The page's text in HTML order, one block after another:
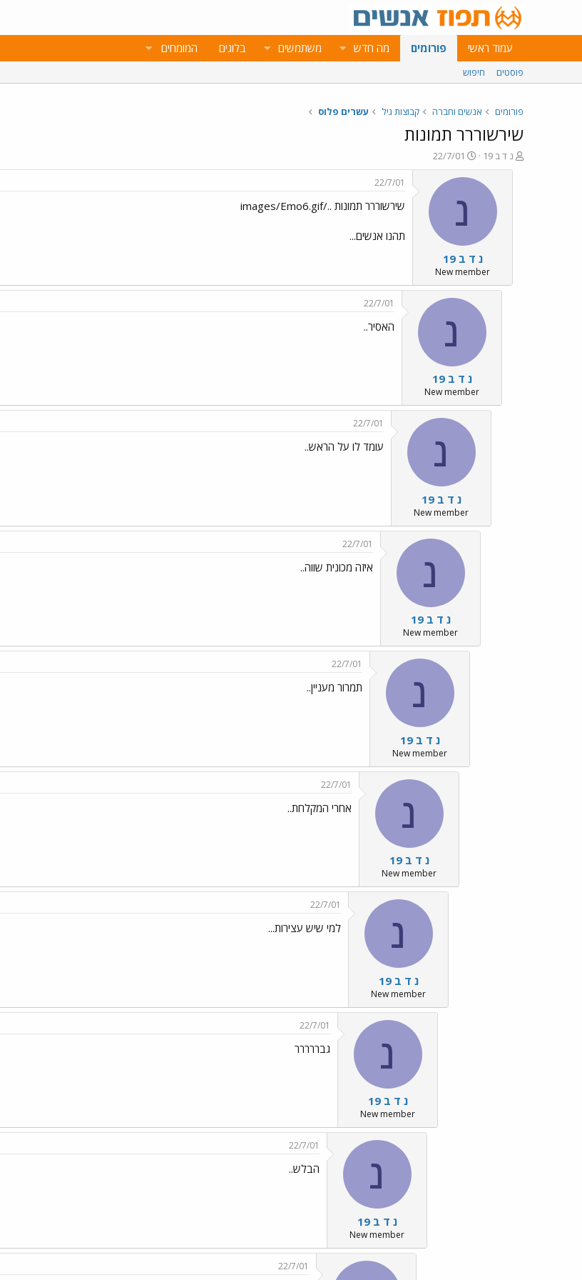
עמוד ראשי פורומים מה חדש משתמשים בלוגים המומחים
פוסטים חיפוש
פורומים אנשים וחברה קבוצות גיל עשרים פלוס
שירשוררר תמונות
פ
ו
נ ד ב 19
פ
ו
ר
ם
ב
א
ר
י
ך
22/7/01
נ
נ ד ב 19
New member
22/7/01
שירשוררר תמונות ../images/Emo6.gif
תהנו אנשים...
נ
נ ד ב 19
New member
22/7/01
האסיר..
נ
נ ד ב 19
New member
22/7/01
עומד לו על הראש..
נ
נ ד ב 19
New member
22/7/01
איזה מכונית שווה..
נ
נ ד ב 19
New member
22/7/01
תמרור מעניין..
נ
נ ד ב 19
New member
22/7/01
אחרי המקלחת..
נ
נ ד ב 19
New member
22/7/01
למי שיש עצירות...
נ
נ ד ב 19
New member
22/7/01
גבררררר
נ
נ ד ב 19
New member
22/7/01
הבלש..
22/7/01